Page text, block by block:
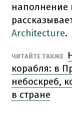
наполнение
Architecture.
ЧИТАЙТЕ ТАКЖЕ
корабля: в
небоскреб,
в стране